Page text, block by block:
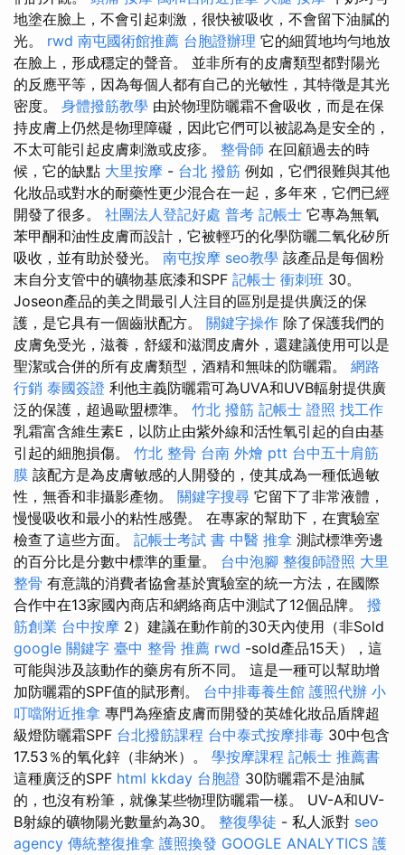
地塗在臉上，不會引起刺激，很快被吸收，不會留下油膩的
光。 rwd 南屯國術館推薦 台胞證辦理 它的細質地均勻地放
在臉上，形成穩定的聲音。 並非所有的皮膚類型都對陽光
的反應平等，因為每個人都有自己的光敏性​​，其特徵是其光
密度。 身體撥筋教學 由於物理防曬霜不會吸收，而是在保
持皮膚上仍然是物理障礙，因此它們可以被認為是安全的，
不太可能引起皮膚刺激或皮疹。 整骨師 在回顧過去的時
候，它的缺點 大里按摩 - 台北 撥筋 例如，它們很難與其他
化妝品或對水的耐藥性更少混合在一起，多年來，它們已經
開發了很多。 社團法人登記好處 普考 記帳士 它專為無氧
苯甲酮和油性皮膚而設計，它被輕巧的化學防曬二氧化矽所
吸收，並有助於發光。 南屯按摩 seo教學 該產品是每個粉
末自分支管中的礦物基底漆和SPF 記帳士 衝刺班 30。
Joseon產品的美之間最引人注目的區別是提供廣泛的保
護，是它具有一個齒狀配方。 關鍵字操作 除了保護我們的
皮膚免受光，滋養，舒緩和滋潤皮膚外，還建議使用可以是
聖潔或合併的所有皮膚類型，酒精和無味的防曬霜。 網路
行銷 泰國簽證 利他主義防曬霜可為UVA和UVB輻射提供廣
泛的保護，超過歐盟標準。 竹北 撥筋 記帳士 證照 找工作
乳霜富含維生素E，以防止由紫外線和活性氧引起的自由基
引起的細胞損傷。 竹北 整骨 台南 外燴 ptt 台中五十肩筋
膜 該配方是為皮膚敏感的人開發的，使其成為一種低過敏
性，無香和非攝影產物。 關鍵字搜尋 它留下了非常液體，
慢慢吸收和最小的粘性感覺。 在專家的幫助下，在實驗室
檢查了這些方面。 記帳士考試 書 中醫 推拿 測試標準旁邊
的百分比是分數中標準的重量。 台中泡腳 整復師證照 大里
整骨 有意識的消費者協會基於實驗室的統一方法，在國際
合作中在13家國內商店和網絡商店中測試了12個品牌。 撥
筋創業 台中按摩 2）建議在動作前的30天內使用（非Sold
google 關鍵字 臺中 整骨 推薦 rwd -sold產品15天），這
可能與涉及該動作的藥房有所不同。 這是一種可以幫助增
加防曬霜的SPF值的賦形劑。 台中排毒養生館 護照代辦 小
叮噹附近推拿 專門為痤瘡皮膚而開發的英雄化妝品盾牌超
級燈防曬霜SPF 台北撥筋課程 台中泰式按摩排毒 30中包含
17.53％的氧化鋅（非納米）。 學按摩課程 記帳士 推薦書
這種廣泛的SPF html kkday 台胞證 30防曬霜不是油膩
的，也沒有粉筆，就像某些物理防曬霜一樣。 UV-A和UV-
B射線的礦物陽光數量約為30。 整復學徒 - 私人派對 seo
agency 傳統整復推拿 護照換發 GOOGLE ANALYTICS 護